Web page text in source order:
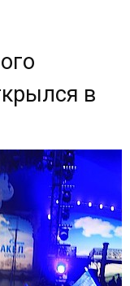
в